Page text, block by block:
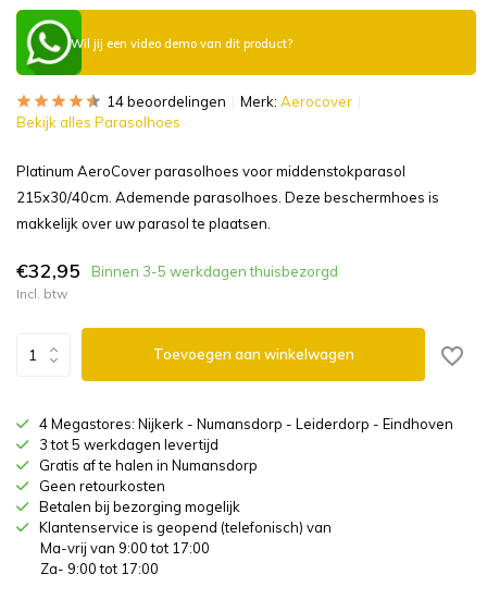
Wil jij een video demo van dit product?
14 beoordelingen Merk: Aerocover
Bekijk alles Parasolhoes
Platinum AeroCover parasolhoes voor middenstokparasol
215x30/40cm. Ademende parasolhoes. Deze beschermhoes is
makkelijk over uw parasol te plaatsen.
€32,95 Binnen 3-5 werkdagen thuisbezorgd
Incl. btw
Toevoegen aan winkelwagen
4 Megastores: Nijkerk - Numansdorp - Leiderdorp - Eindhoven
3 tot 5 werkdagen levertijd
Gratis af te halen in Numansdorp
Geen retourkosten
Betalen bij bezorging mogelijk
Klantenservice is geopend (telefonisch) van
Ma-vrij van 9:00 tot 17:00
Za- 9:00 tot 17:00